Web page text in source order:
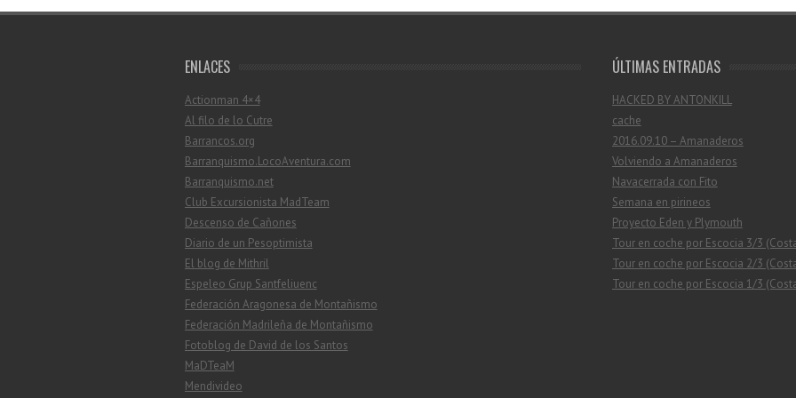
ENLACES
Actionman 4×4
Al filo de lo Cutre
Barrancos.org
Barranquismo.LocoAventura.com
Barranquismo.net
Club Excursionista MadTeam
Descenso de Cañones
Diario de un Pesoptimista
El blog de Mithril
Espeleo Grup Santfeliuenc
Federación Aragonesa de Montañismo
Federación Madrileña de Montañismo
Fotoblog de David de los Santos
MaDTeaM
Mendivideo
ÚLTIMAS ENTRADAS
HACKED BY ANTONKILL
cache
2016.09.10 – Amanaderos
Volviendo a Amanaderos
Navacerrada con Fito
Semana en pirineos
Proyecto Eden y Plymouth
Tour en coche por Escocia 3/3
Tour en coche por Escocia 2/3
Tour en coche por Escocia 1/3